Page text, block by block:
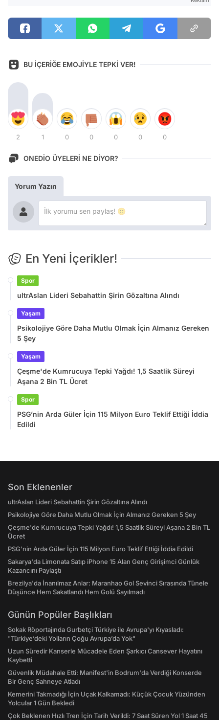
BU İÇERİĞE EMOJİYLE TEPKİ VER!
2 1 0 0 0 0 0
ONEDİO ÜYELERİ NE DİYOR?
Yorum Yazın
En Yeni İçerikler!
Spor
ultrAslan Lideri Sebahattin Şirin Gözaltına Alındı
Yaşam
Psikolojiye Göre Daha Mutlu Olmak İçin Almanız Gereken
5 Şey
Yaşam
Çeşme'de Kumrucuya Tepki Yağdı! 1,5 Saatlik Süreyi
Aşana 2 Bin TL Ücret
Spor
PSG’nin Arda Güler İçin 115 Milyon Euro Teklif Ettiği İddia
Edildi
Son Eklenenler
ultrAslan Lideri Sebahattin Şirin Gözaltına Alındı
Psikolojiye Göre Daha Mutlu Olmak İçin Almanız Gereken 5 Şey
Çeşme'de Kumrucuya Tepki Yağdı! 1,5 Saatlik Süreyi Aşana 2 Bin TL
Ücret
PSG’nin Arda Güler İçin 115 Milyon Euro Teklif Ettiği İddia Edildi
Sakarya'da Limonata Satıp iPhone 15 Alan Genç Girişimci Günlük
Kazancını Paylaştı
Brezilya'da İnanılmaz Anlar: Maranhao Gol Sevinci Sırasında Tünele
Düşünce Hem Sakatlandı Hem Golü Sayılmadı
Günün Popüler Başlıkları
Sokak Röportajında Gurbetçi Türkiye ile Avrupa'yı Kıyasladı:
"Türkiye’deki Yolların Çoğu Avrupa’da Yok"
Uzun Süredir Kanserle Mücadele Eden Şarkıcı Cansever Hayatını
Kaybetti
Güvenlik Müdahale Etti: Manifest'in Bodrum'da Verdiği Konserde
Bir Genç Sahneye Atladı
Kemerini Takmadığı İçin Uçak Kalkamadı: Küçük Çocuk Yüzünden
Yolcular 1 Gün Bekledi
Çok Beklenen Hızlı Tren İçin Tarih Verildi: 7 Saat Süren Yol 1 Saat 45